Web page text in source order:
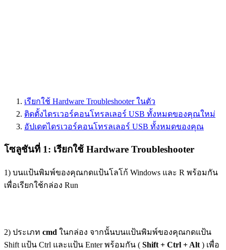
เรียกใช้ Hardware Troubleshooter ในตัว
ติดตั้งไดรเวอร์คอนโทรลเลอร์ USB ทั้งหมดของคุณใหม่
อัปเดตไดรเวอร์คอนโทรลเลอร์ USB ทั้งหมดของคุณ
โซลูชันที่ 1: เรียกใช้ Hardware Troubleshooter
1) บนแป้นพิมพ์ของคุณกดแป้นโลโก้ Windows และ R พร้อมกัน
เพื่อเรียกใช้กล่อง Run
2) ประเภท cmd ในกล่อง จากนั้นบนแป้นพิมพ์ของคุณกดแป้น
Shift แป้น Ctrl และแป้น Enter พร้อมกัน ( Shift + Ctrl + Alt ) เพื่อ